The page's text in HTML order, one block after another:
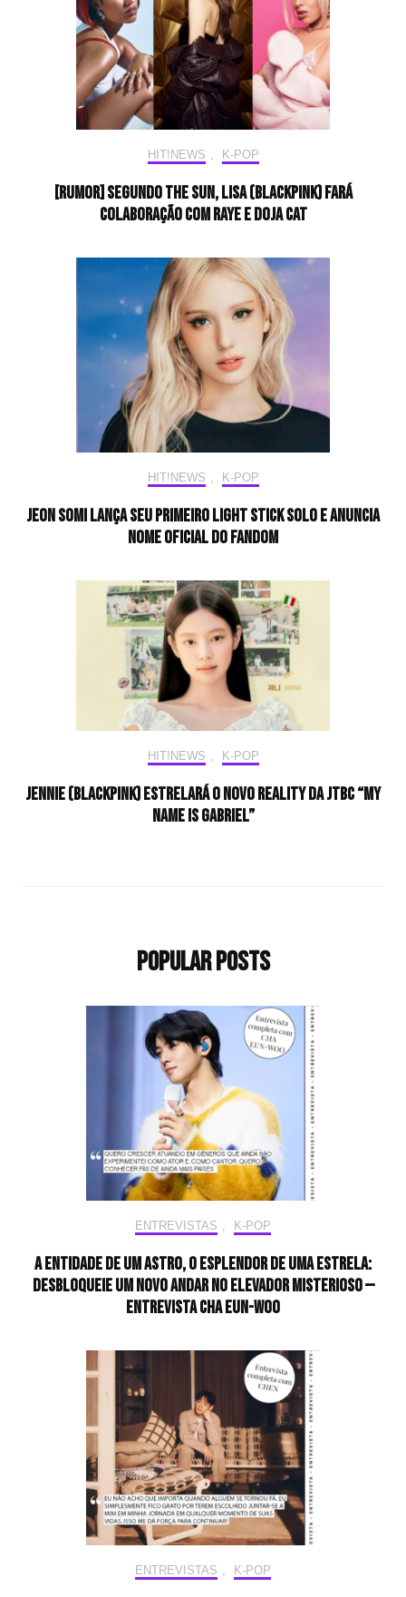
HIT!NEWS , K-POP
[RUMOR] Segundo The Sun, LISA (BLACKPINK) fará
colaboração com Raye e Doja Cat
HIT!NEWS , K-POP
JEON SOMI lança seu primeiro light stick solo e anuncia
nome oficial do fandom
HIT!NEWS , K-POP
JENNIE (BLACKPINK) estrelará o novo reality da JTBC “My
Name is Gabriel”
Popular Posts
ENTREVISTAS , K-POP
A entidade de um astro, o esplendor de uma estrela:
desbloqueie um novo andar no elevador misterioso —
Entrevista CHA EUN-WOO
ENTREVISTAS , K-POP